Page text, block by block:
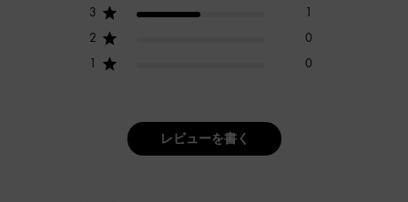
3
1
2
0
1
0
レビューを書く